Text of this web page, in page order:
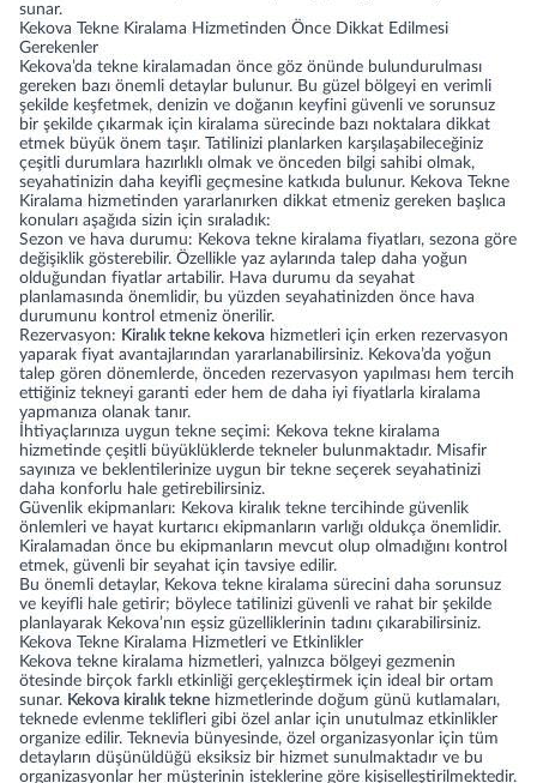
sunar.
Kekova Tekne Kiralama Hizmetinden Önce Dikkat Edilmesi
Gerekenler
Kekova’da tekne kiralamadan önce göz önünde bulundurulması
gereken bazı önemli detaylar bulunur. Bu güzel bölgeyi en verimli
şekilde keşfetmek, denizin ve doğanın keyfini güvenli ve sorunsuz
bir şekilde çıkarmak için kiralama sürecinde bazı noktalara dikkat
etmek büyük önem taşır. Tatilinizi planlarken karşılaşabileceğiniz
çeşitli durumlara hazırlıklı olmak ve önceden bilgi sahibi olmak,
seyahatinizin daha keyifli geçmesine katkıda bulunur. Kekova Tekne
Kiralama hizmetinden yararlanırken dikkat etmeniz gereken başlıca
konuları aşağıda sizin için sıraladık:
Sezon ve hava durumu: Kekova tekne kiralama fiyatları, sezona göre
değişiklik gösterebilir. Özellikle yaz aylarında talep daha yoğun
olduğundan fiyatlar artabilir. Hava durumu da seyahat
planlamasında önemlidir, bu yüzden seyahatinizden önce hava
durumunu kontrol etmeniz önerilir.
Rezervasyon: Kiralık tekne kekova hizmetleri için erken rezervasyon
yaparak fiyat avantajlarından yararlanabilirsiniz. Kekova’da yoğun
talep gören dönemlerde, önceden rezervasyon yapılması hem tercih
ettiğiniz tekneyi garanti eder hem de daha iyi fiyatlarla kiralama
yapmanıza olanak tanır.
İhtiyaçlarınıza uygun tekne seçimi: Kekova tekne kiralama
hizmetinde çeşitli büyüklüklerde tekneler bulunmaktadır. Misafir
sayınıza ve beklentilerinize uygun bir tekne seçerek seyahatinizi
daha konforlu hale getirebilirsiniz.
Güvenlik ekipmanları: Kekova kiralık tekne tercihinde güvenlik
önlemleri ve hayat kurtarıcı ekipmanların varlığı oldukça önemlidir.
Kiralamadan önce bu ekipmanların mevcut olup olmadığını kontrol
etmek, güvenli bir seyahat için tavsiye edilir.
Bu önemli detaylar, Kekova tekne kiralama sürecini daha sorunsuz
ve keyifli hale getirir; böylece tatilinizi güvenli ve rahat bir şekilde
planlayarak Kekova’nın eşsiz güzelliklerinin tadını çıkarabilirsiniz.
Kekova Tekne Kiralama Hizmetleri ve Etkinlikler
Kekova tekne kiralama hizmetleri, yalnızca bölgeyi gezmenin
ötesinde birçok farklı etkinliği gerçekleştirmek için ideal bir ortam
sunar. Kekova kiralık tekne hizmetlerinde doğum günü kutlamaları,
teknede evlenme teklifleri gibi özel anlar için unutulmaz etkinlikler
organize edilir. Teknevia bünyesinde, özel organizasyonlar için tüm
detayların düşünüldüğü eksiksiz bir hizmet sunulmaktadır ve bu
organizasyonlar her müşterinin isteklerine göre kişiselleştirilmektedir.